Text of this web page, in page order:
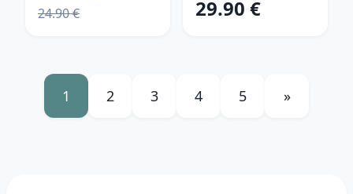
24.90 € 29.90 €
1 2 3 4 5 »